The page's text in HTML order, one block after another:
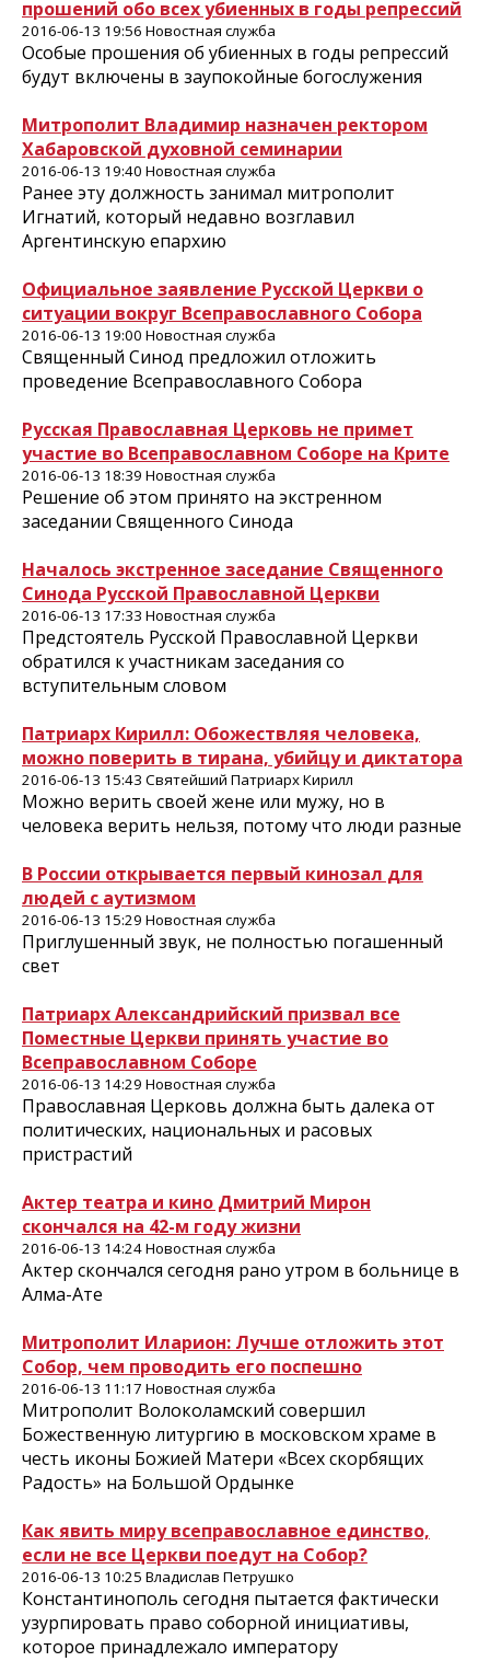
прошений обо всех убиенных в годы репрессий
2016-06-13 19:56 Новостная служба
Особые прошения об убиенных в годы репрессий
будут включены в заупокойные богослужения
Митрополит Владимир назначен ректором
Хабаровской духовной семинарии
2016-06-13 19:40 Новостная служба
Ранее эту должность занимал митрополит
Игнатий, который недавно возглавил
Аргентинскую епархию
Официальное заявление Русской Церкви о
ситуации вокруг Всеправославного Собора
2016-06-13 19:00 Новостная служба
Священный Синод предложил отложить
проведение Всеправославного Собора
Русская Православная Церковь не примет
участие во Всеправославном Соборе на Крите
2016-06-13 18:39 Новостная служба
Решение об этом принято на экстренном
заседании Священного Синода
Началось экстренное заседание Священного
Синода Русской Православной Церкви
2016-06-13 17:33 Новостная служба
Предстоятель Русской Православной Церкви
обратился к участникам заседания со
вступительным словом
Патриарх Кирилл: Обожествляя человека,
можно поверить в тирана, убийцу и диктатора
2016-06-13 15:43 Святейший Патриарх Кирилл
Можно верить своей жене или мужу, но в
человека верить нельзя, потому что люди разные
В России открывается первый кинозал для
людей с аутизмом
2016-06-13 15:29 Новостная служба
Приглушенный звук, не полностью погашенный
свет
Патриарх Александрийский призвал все
Поместные Церкви принять участие во
Всеправославном Соборе
2016-06-13 14:29 Новостная служба
Православная Церковь должна быть далека от
политических, национальных и расовых
пристрастий
Актер театра и кино Дмитрий Мирон
скончался на 42-м году жизни
2016-06-13 14:24 Новостная служба
Актер скончался сегодня рано утром в больнице в
Алма-Ате
Митрополит Иларион: Лучше отложить этот
Собор, чем проводить его поспешно
2016-06-13 11:17 Новостная служба
Митрополит Волоколамский совершил
Божественную литургию в московском храме в
честь иконы Божией Матери «Всех скорбящих
Радость» на Большой Ордынке
Как явить миру всеправославное единство,
если не все Церкви поедут на Собор?
2016-06-13 10:25 Владислав Петрушко
Константинополь сегодня пытается фактически
узурпировать право соборной инициативы,
которое принадлежало императору